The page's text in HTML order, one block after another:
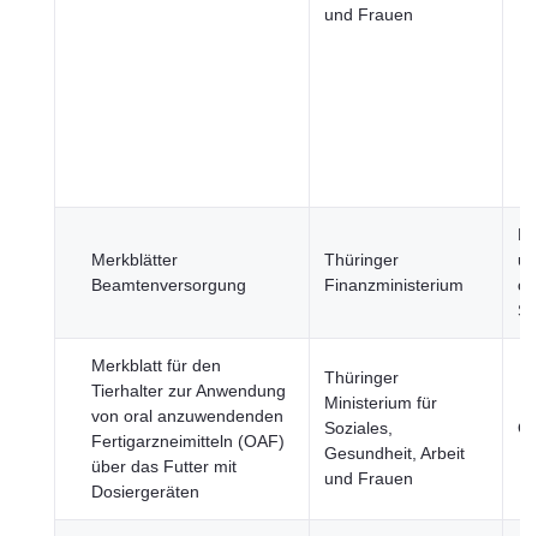
und Frauen
Merkblätter
Beamtenversorgung
Thüringer
Finanzministerium
Merkblatt für den
Tierhalter zur Anwendung
von oral anzuwendenden
Fertigarzneimitteln (OAF)
über das Futter mit
Dosiergeräten
Thüringer
Ministerium für
Soziales,
Gesundheit, Arbeit
und Frauen